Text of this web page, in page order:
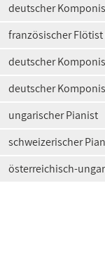
deutscher
französischer
deutscher
deutscher
ungarischer Pianist
schweizerischer
österreichisch-